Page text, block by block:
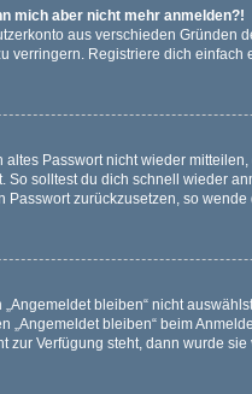
mich aber nicht mehr anmelden?!
aus verschieden
verringern. Registriere dich
Passwort nicht wieder
So solltest du dich schnell wieder
Passwort zurückzusetzen, so
bleiben“ nicht
„Angemeldet bleiben“ beim
zur Verfügung steht, dann wurde